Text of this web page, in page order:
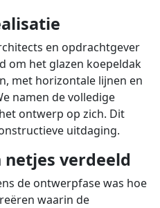
en opdrachtgever
om het glazen koepeldak
met horizontale lijnen en
namen de volledige
ontwerp op zich. Dit
uitdaging.
netjes verdeeld
de ontwerpfase was hoe
waarin de